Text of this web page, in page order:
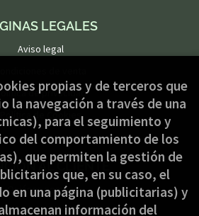
LEGALES
Aviso legal
de privacidad
Política de Cookies
AL CLIENTE
Quiénes somos
especiales
propias y de terceros que
la navegación a través de una
para el seguimiento y
del comportamiento de los
que permiten la gestión de
que, en su caso, el
en una página (publicitarias) y
información del